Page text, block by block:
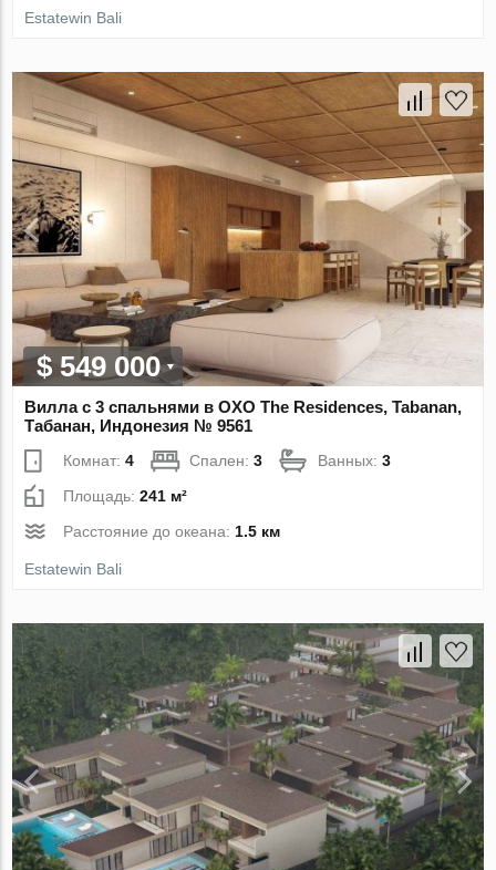
Estatewin Bali
$ 549 000
Вилла с 3 спальнями в OXO The Residences, Tabanan,
Табанан, Индонезия № 9561
Комнат:4 Спален:3 Ванных:3
Площадь:241 м²
Расстояние до океана: 1.5 км
Estatewin Bali